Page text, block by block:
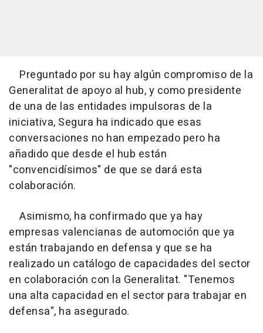
Preguntado por su hay algún compromiso de la
Generalitat de apoyo al hub, y como presidente
de una de las entidades impulsoras de la
iniciativa, Segura ha indicado que esas
conversaciones no han empezado pero ha
añadido que desde el hub están
"convencidísimos" de que se dará esta
colaboración.
Asimismo, ha confirmado que ya hay
empresas valencianas de automoción que ya
están trabajando en defensa y que se ha
realizado un catálogo de capacidades del sector
en colaboración con la Generalitat. "Tenemos
una alta capacidad en el sector para trabajar en
defensa", ha asegurado.